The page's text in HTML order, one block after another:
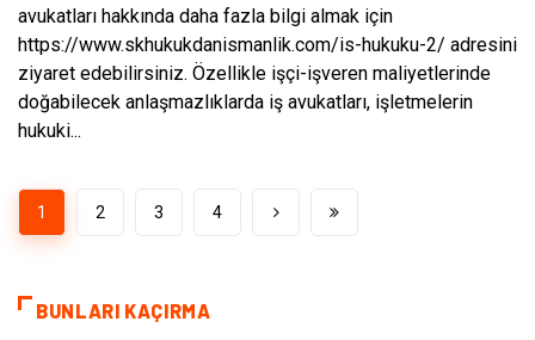
avukatları hakkında daha fazla bilgi almak için
https://www.skhukukdanismanlik.com/is-hukuku-2/ adresini
ziyaret edebilirsiniz. Özellikle işçi-işveren maliyetlerinde
doğabilecek anlaşmazlıklarda iş avukatları, işletmelerin
hukuki...
1 2 3 4
BUNLARI KAÇIRMA